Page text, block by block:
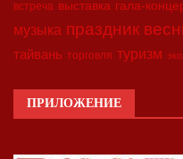
встреча выставка гала-
музыка праздник
тайвань торговля туризм
ПРИЛОЖЕНИЕ